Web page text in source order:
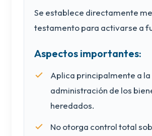
Se establece directamente
testamento para activarse a
Aspectos importantes:
Aplica principalmente a la
administración de los
heredados.
No otorga control total